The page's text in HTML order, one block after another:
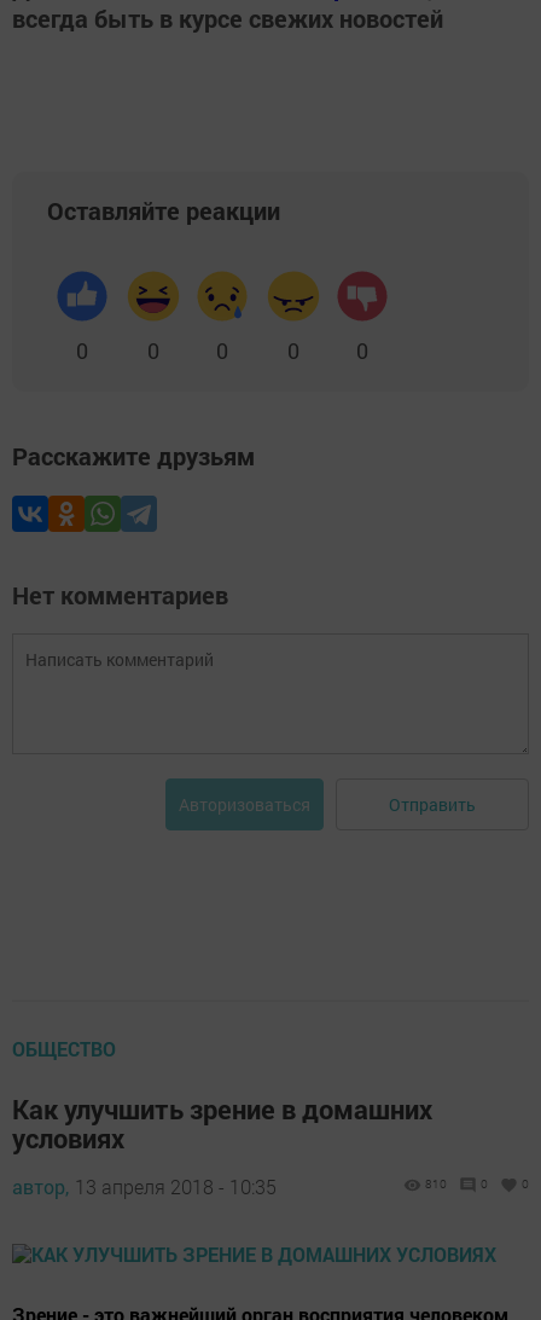
всегда быть в курсе свежих новостей
Оставляйте реакции
0 0 0 0 0
Расскажите друзьям
Нет комментариев
Авторизоваться Отправить
ОБЩЕСТВО
Как улучшить зрение в домашних
условиях
автор, 13 апреля 2018 - 10:35 810 0 0
Зрение - это важнейший орган восприятия человеком